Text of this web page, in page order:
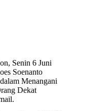
Senin 6 Juni
Soenanto
Menangani
Dekat